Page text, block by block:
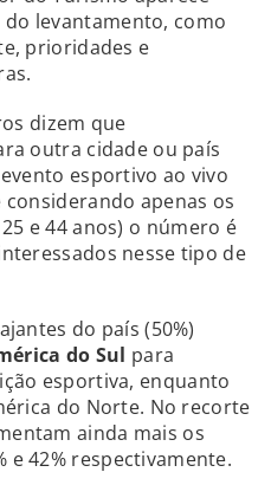
levantamento, como
prioridades e
dizem que
outra cidade ou país
esportivo ao vivo
apenas os
e 44 anos) o número é
nesse tipo de
do país (50%)
do Sul para
esportiva, enquanto
do Norte. No recorte
ainda mais os
e 42% respectivamente.